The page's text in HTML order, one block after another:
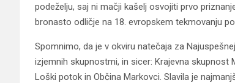
podeželju, saj ni mačji kašelj osvojiti prvo
bronasto odličje na 18. evropskem tekmovanju
Spomnimo, da je v okviru natečaja za
izjemnih skupnostmi, in sicer: Krajevna skupnost
Loški potok in Občina Markovci. Slavila je